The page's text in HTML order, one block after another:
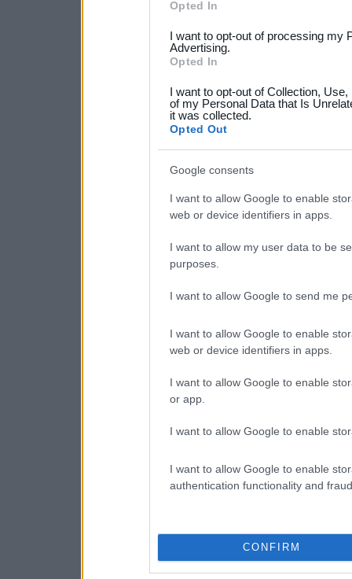
not limited to your visit or
grant or deny consent to
your data for below
consent section.
Opted In
I want to opt-out of processing my
Advertising.
Opted In
I want to opt-out of Collection,
of my Personal Data that Is
it was collected.
Opted Out
Google consents
I want to allow Google to enable
web or device identifiers in apps.
I want to allow my user data to be
purposes.
I want to allow Google to send me
I want to allow Google to enable
web or device identifiers in apps.
I want to allow Google to enable
or app.
I want to allow Google to enable
I want to allow Google to enable
authentication functionality and
CONFIRM